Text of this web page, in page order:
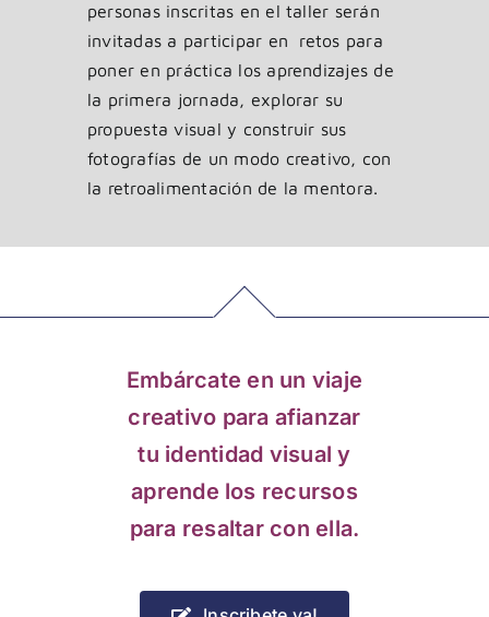
personas inscritas en el taller serán
invitadas a participar en retos para
poner en práctica los aprendizajes de
la primera jornada, explorar su
propuesta visual y construir sus
fotografías de un modo creativo, con
la retroalimentación de la mentora.
Embárcate en un viaje
creativo para afianzar
tu identidad visual y
aprende los recursos
para resaltar con ella.